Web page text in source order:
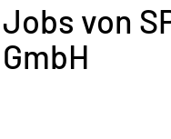
Jobs von
GmbH